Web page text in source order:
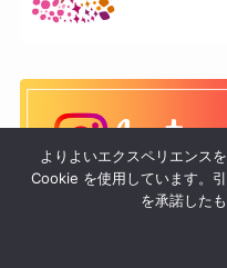
よりよいエクスペリエンス
Cookie を使用しています。
を承諾した